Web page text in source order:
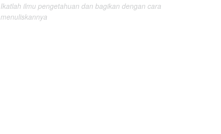
Ikatlah ilmu pengetahuan dan bagikan dengan cara
menuliskannya